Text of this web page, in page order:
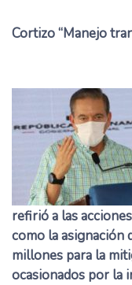
Cortizo “Manejo
refirió a las
como la asignación
millones para la
ocasionados por la